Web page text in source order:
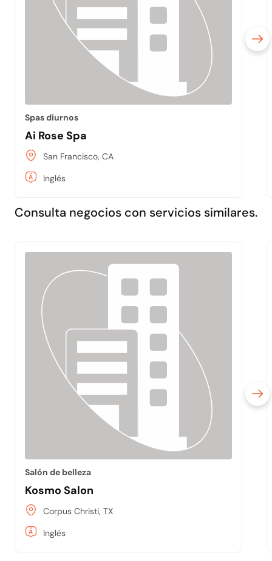
Spas diurnos
Ai Rose Spa
San Francisco, CA
Inglés
Consulta negocios con servicios similares.
Salón de belleza
Kosmo Salon
Corpus Christi, TX
Inglés